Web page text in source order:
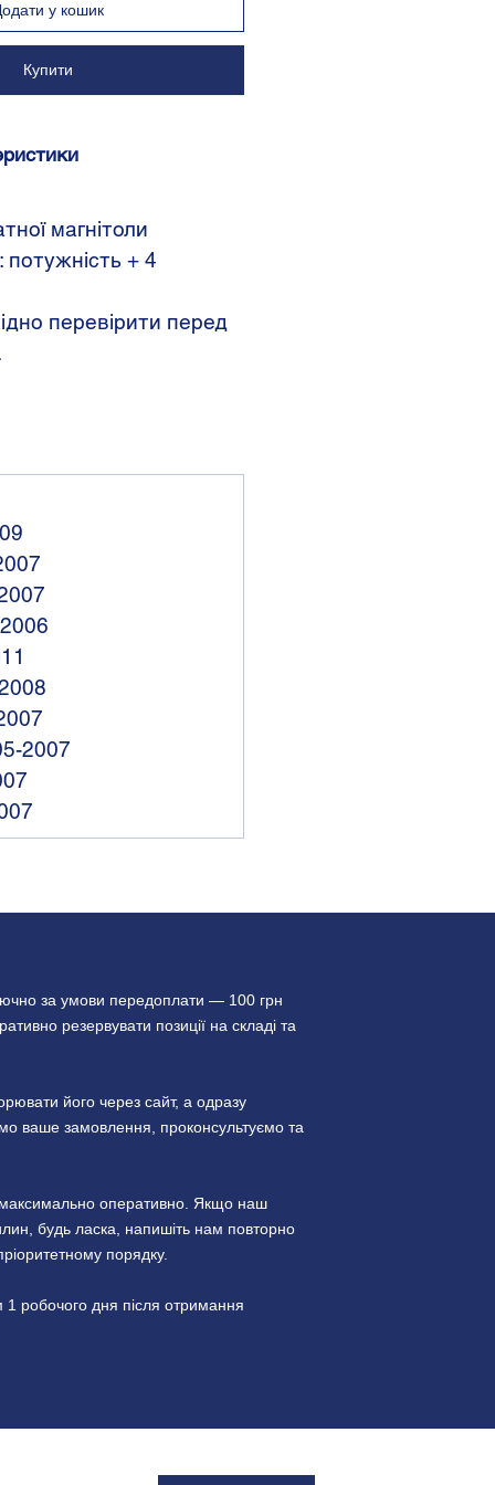
у кошик
Купити
магнітоли
+ 4
перевірити перед
2007
за умови передоплати — 100 грн
резервувати позиції на складі та
його через сайт, а одразу
ваше замовлення, проконсультуємо та
максимально оперативно. Якщо наш
будь ласка, напишіть нам повторно
порядку.
1 робочого дня після отримання